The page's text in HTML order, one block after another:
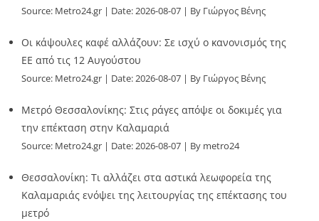
Source: Metro24.gr Date: 2026-08-07 By Γιώργος Βένης
Οι κάψουλες καφέ αλλάζουν: Σε ισχύ ο κανονισμός της
ΕΕ από τις 12 Αυγούστου
Source: Metro24.gr Date: 2026-08-07 By Γιώργος Βένης
Μετρό Θεσσαλονίκης: Στις ράγες απόψε οι δοκιμές για
την επέκταση στην Καλαμαριά
Source: Metro24.gr Date: 2026-08-07 By metro24
Θεσσαλονίκη: Τι αλλάζει στα αστικά λεωφορεία της
Καλαμαριάς ενόψει της λειτουργίας της επέκτασης του
μετρό